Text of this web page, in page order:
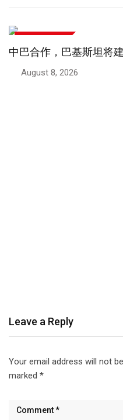
巴基斯坦与中国继续推
August 6, 2026
Leave a Reply
Your email address will not
marked *